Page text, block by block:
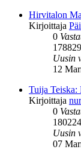
Hirvitalon
Kirjoittaja
0
178829
Uusin
12
Tuija Teiska:
Kirjoittaja
0
180224
Uusin
07